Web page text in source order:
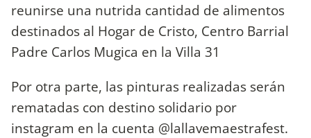
reunirse una nutrida cantidad de alimentos
destinados al Hogar de Cristo, Centro Barrial
Padre Carlos Mugica en la Villa 31
Por otra parte, las pinturas realizadas serán
rematadas con destino solidario por
instagram en la cuenta @lallavemaestrafest.